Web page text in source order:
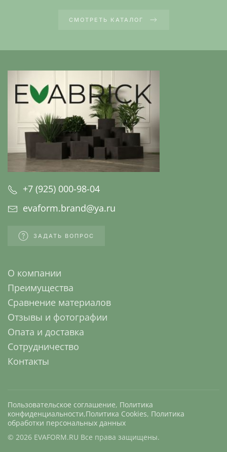
СМОТРЕТЬ КАТАЛОГ
+7 (925) 000-98-04
evaform.brand@ya.ru
ЗАДАТЬ ВОПРОС
О компании
Преимущества
Сравнение материалов
Отзывы и фотографии
Опата и доставка
Сотрудничество
Контакты
Пользовательское соглашение, Политика
конфиденциальности,Политика Cookies, Политика
обработки персональных данных
© 2026 EVAFORM.RU Все права защищены.